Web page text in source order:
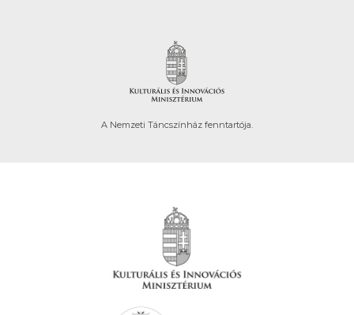
A Nemzeti Táncszínház fenntartója.